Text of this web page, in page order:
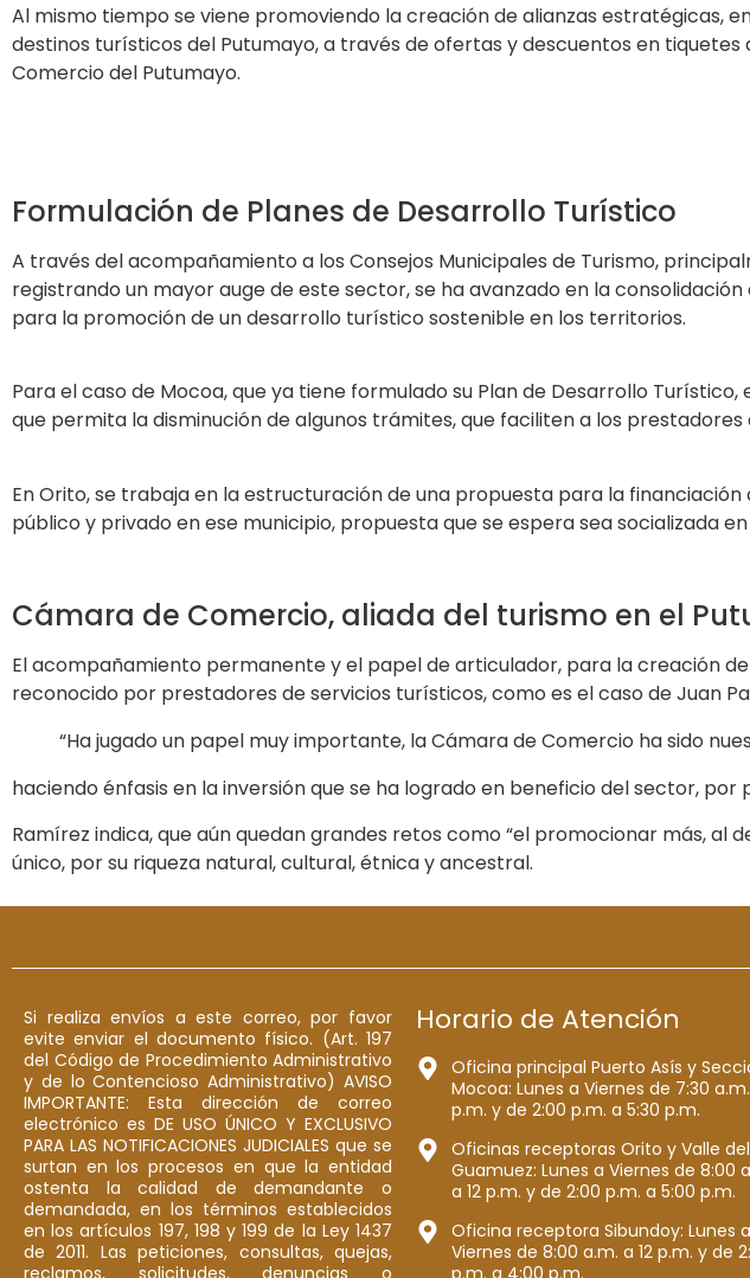
Al mismo tiempo se viene promoviendo la creación de alianzas estratégicas,
destinos turísticos del Putumayo, a través de ofertas y descuentos en
Comercio del Putumayo.
Formulación de Planes de Desarrollo Turístico
A través del acompañamiento a los Consejos Municipales de Turismo,
registrando un mayor auge de este sector, se ha avanzado en la
para la promoción de un desarrollo turístico sostenible en los territorios.
Para el caso de Mocoa, que ya tiene formulado su Plan de Desarrollo
que permita la disminución de algunos trámites, que faciliten a los
En Orito, se trabaja en la estructuración de una propuesta para la
público y privado en ese municipio, propuesta que se espera sea socializada
Cámara de Comercio, aliada del turismo en el
El acompañamiento permanente y el papel de articulador, para la creación
reconocido por prestadores de servicios turísticos, como es el caso de Juan
“Ha jugado un papel muy importante, la Cámara de Comercio ha sido
haciendo énfasis en la inversión que se ha logrado en beneficio del sector,
Ramírez indica, que aún quedan grandes retos como “el promocionar más,
único, por su riqueza natural, cultural, étnica y ancestral.
Si realiza envíos a este correo, por favor
evite enviar el documento físico. (Art. 197
del Código de Procedimiento Administrativo
y de lo Contencioso Administrativo) AVISO
IMPORTANTE: Esta dirección de correo
electrónico es DE USO ÚNICO Y EXCLUSIVO
PARA LAS NOTIFICACIONES JUDICIALES que se
surtan en los procesos en que la entidad
ostenta la calidad de demandante o
demandada, en los términos establecidos
en los artículos 197, 198 y 199 de la Ley 1437
de 2011. Las peticiones, consultas, quejas,
Horario de Atención
Oficina principal Puerto Asís y
Mocoa: Lunes a Viernes de 7:30 a.m.
p.m. y de 2:00 p.m. a 5:30 p.m.
Oficinas receptoras Orito y Valle del
Guamuez: Lunes a Viernes de 8:00
a 12 p.m. y de 2:00 p.m. a 5:00 p.m.
Oficina receptora Sibundoy: Lunes a
Viernes de 8:00 a.m. a 12 p.m. y de